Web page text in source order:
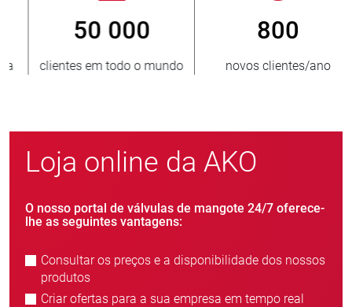
800
novos clientes/ano
> 3 500 000
unidades vendidas
Loja online da AKO
O nosso portal de válvulas de mangote 24/7 oferece-
lhe as seguintes vantagens:
Consultar os preços e a disponibilidade dos nossos
produtos
Criar ofertas para a sua empresa em tempo real